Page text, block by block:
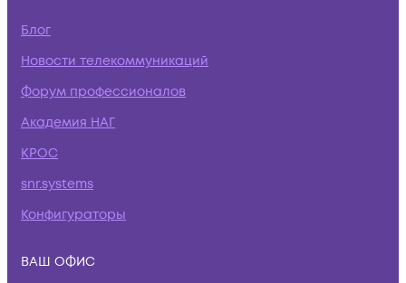
Блог
Новости телекоммуникаций
Форум профессионалов
Академия НАГ
КРОС
snr.systems
Конфигураторы
ВАШ ОФИС